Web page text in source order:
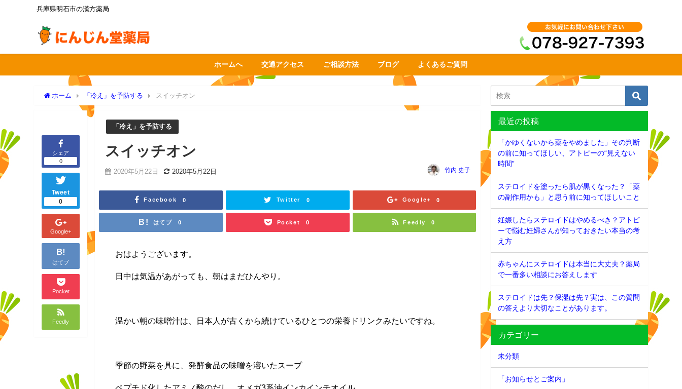
兵庫県明石市の漢方薬局
ホームへ 交通アクセス ご相談方法 ブログ よくあるご質問
ホーム 「冷え」を予防する スイッチオン
シェア
0
Tweet
0
Google+
B!
はてブ
Pocket
Feedly
「冷え」を予防する
スイッチオン
2020年5月22日 2020年5月22日 竹内 史子
Facebook 0 Twitter 0 Google+ 0
はてブ 0 Pocket 0 Feedly 0
おはようございます。
日中は気温があがっても、朝はまだひんやり。
温かい朝の味噌汁は、日本人が古くから続けているひとつの栄養ドリンクみたいですね。
季節の野菜を具に、発酵食品の味噌を溶いたスープ
ペプチド化したアミノ酸のだし、オメガ3系油インカインチオイル、
最近の投稿
「かゆくないから薬をやめました」その判断
の前に知ってほしい、アトピーの“見えない
時間”
ステロイドを塗ったら肌が黒くなった？「薬
の副作用かも」と思う前に知ってほしいこと
妊娠したらステロイドはやめるべき？アトピ
ーで悩む妊婦さんが知っておきたい本当の考
え方
赤ちゃんにステロイドは本当に大丈夫？薬局
で一番多い相談にお答えします
ステロイドは先？保湿は先？実は、この質問
の答えより大切なことがあります。
カテゴリー
未分類
「お知らせとご案内」